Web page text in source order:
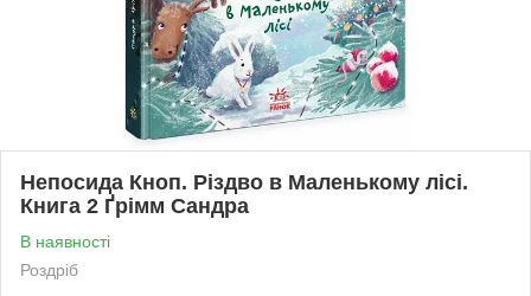
Непосида Кноп. Різдво в Маленькому лісі.
Книга 2 Ґрімм Сандра
В наявності
Роздріб